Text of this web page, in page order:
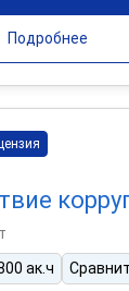
Подробнее
ак.ч